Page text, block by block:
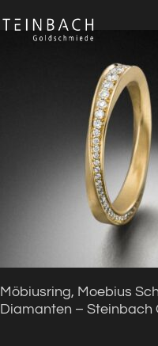
Möbiusring, Moebius
Diamanten – Steinbach